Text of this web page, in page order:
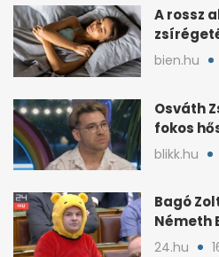
A rossz
bien.hu
Osváth
fokos
kép”
blikk.hu
Bagó
Németh
kalocsai
24.hu